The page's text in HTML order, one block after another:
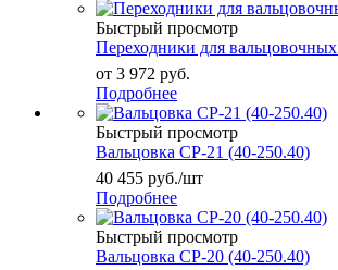
Быстрый просмотр
Переходники для
от 3 972 руб.
Подробнее
Быстрый просмотр
Вальцовка СР-21 (40-250.40)
40 455 руб./шт
Подробнее
Быстрый просмотр
Вальцовка СР-20 (40-250.40)